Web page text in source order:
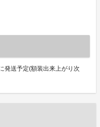
発送予定(額装出来上がり次